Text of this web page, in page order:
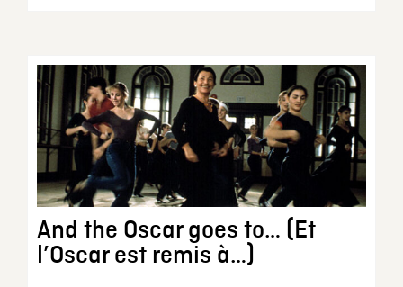
And the Oscar goes to… (Et
l’Oscar est remis à…)